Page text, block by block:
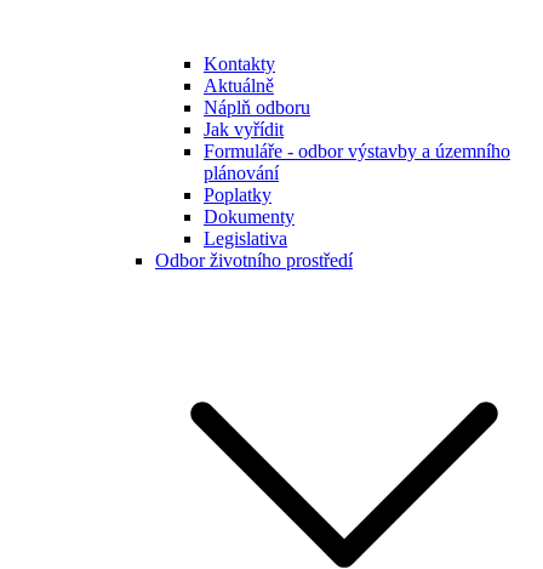
Kontakty
Aktuálně
Náplň odboru
Jak vyřídit
Formuláře - odbor výstavby a územního
plánování
Poplatky
Dokumenty
Legislativa
Odbor životního prostředí